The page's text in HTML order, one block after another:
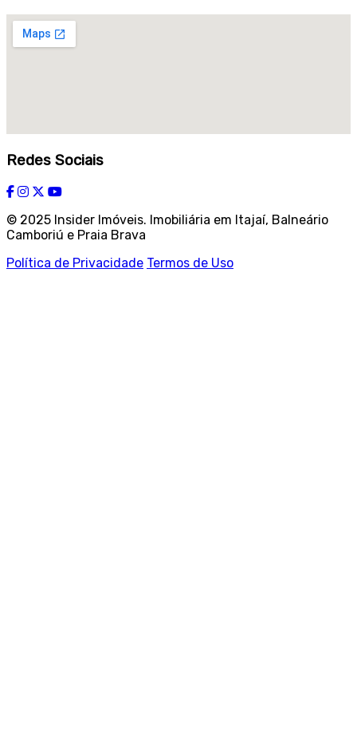
Redes Sociais
© 2025 Insider Imóveis. Imobiliária em Itajaí, Balneário
Camboriú e Praia Brava
Política de Privacidade Termos de Uso